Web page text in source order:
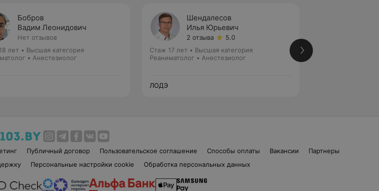
Бобров
Вадим Леонидович
Нет отзывов
лет • Высшая категория
• Анестезиолог
Шендалесов
Илья Юрьевич
2 отзыва
5.0
Стаж 17 лет • Высшая категория
Реаниматолог • Анестезиолог
ЛОДЭ
Публичный договор Пользовательское соглашение Способы оплаты Вакансии
Партнеры
Персональные настройки cookie Обработка персональных данных